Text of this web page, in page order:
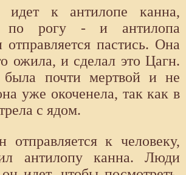
к антилопе канна,
по рогу - и антилопа
отправляется пастись. Она
ожила, и сделал это Цагн.
почти мертвой и не
уже окоченела, так как в
с ядом.
отправляется к человеку,
антилопу канна. Люди